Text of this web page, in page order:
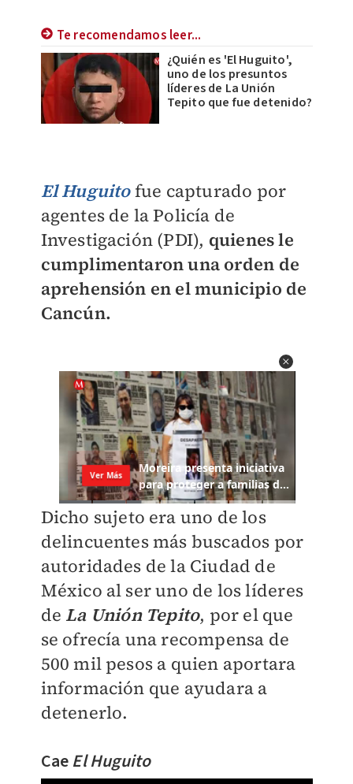
Te recomendamos leer...
¿Quién es 'El Huguito',
uno de los presuntos
líderes de La Unión
Tepito que fue detenido?
El Huguitofue capturado por
agentes de la Policía de
Investigación (PDI), quienes le
cumplimentaron una orden de
aprehensión en el municipio de
Cancún.
Dicho sujeto era uno de los
delincuentes más buscados por
autoridades de la Ciudad de
México al ser uno de los líderes
de La Unión Tepito, por el que
se ofrecía una recompensa de
500 mil pesos a quien aportara
información que ayudara a
detenerlo.
CaeEl Huguito